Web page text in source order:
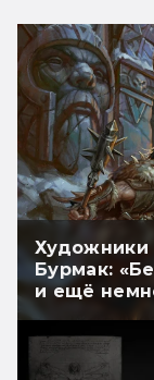
Художники
Бурмак:
и ещё